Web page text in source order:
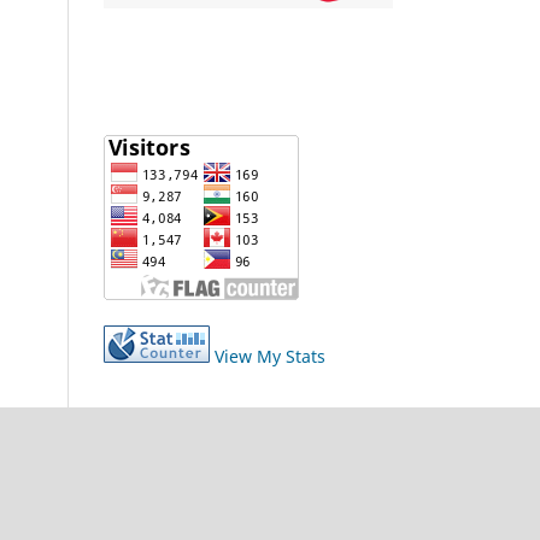
View My Stats